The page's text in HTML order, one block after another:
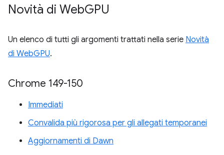
Novità di WebGPU
Un elenco di tutti gli argomenti trattati nella serie Novità
di WebGPU.
Chrome 149-150
Immediati
Convalida più rigorosa per gli allegati temporanei
Aggiornamenti di Dawn